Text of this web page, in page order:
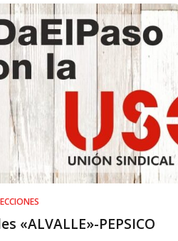
«ALVALLE»-PEPSICO